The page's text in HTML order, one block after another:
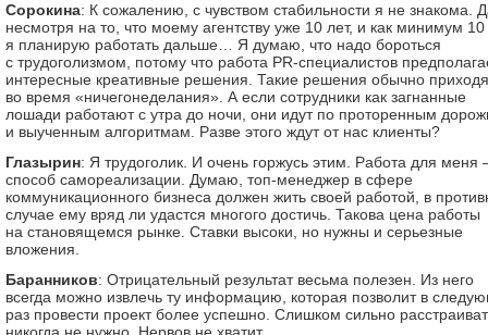
Сорокина: К сожалению, с чувством стабильности я не знакома.
несмотря на то, что моему агентству уже 10 лет, и как минимум 10
я планирую работать дальше… Я думаю, что надо бороться
с трудоголизмом, потому что работа PR-специалистов
интересные креативные решения. Такие решения обычно
во время «ничегонеделания». А если сотрудники как загнанные
лошади работают с утра до ночи, они идут по проторенным
и выученным алгоритмам. Разве этого ждут от нас клиенты?
Глазырин: Я трудоголик. И очень горжусь этим. Работа для меня
способ самореализации. Думаю, топ-менеджер в сфере
коммуникационного бизнеса должен жить своей работой, в
случае ему вряд ли удастся многого достичь. Такова цена работы
на становящемся рынке. Ставки высоки, но нужны и серьезные
вложения.
Баранников: Отрицательный результат весьма полезен. Из него
всегда можно извлечь ту информацию, которая позволит в
раз провести проект более успешно. Слишком сильно